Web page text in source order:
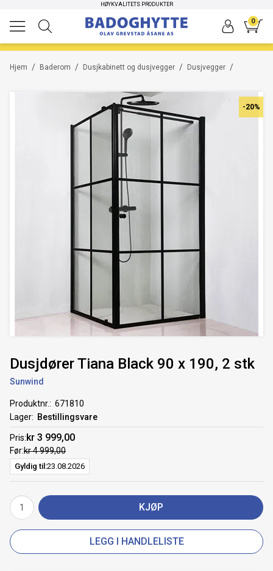
RASK LEVERING
HØYKVALITETS PRODUKTER
0
/
Hjem /
Baderom /
Dusjkabinett og dusjvegger /
Dusjvegger
-20%
Dusjdører Tiana Black 90 x 190, 2 stk
Sunwind
Produktnr.
671810
Lager
Bestillingsvare
Pris kr 3 999,00
Førkr 4 999,00
Gyldig til 23.08.2026
KJØP
LEGG I HANDLELISTE
-12%